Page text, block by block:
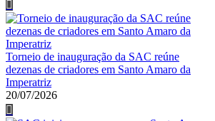
Torneio de inauguração da SAC reúne
dezenas de criadores em Santo Amaro da
Imperatriz
20/07/2026